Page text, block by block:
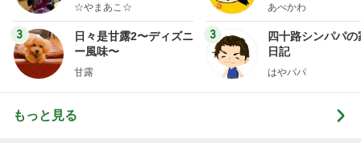
☆やまあこ☆
3
日々是甘露2〜ディズニ
ー風味〜
甘露
あべかわ
3
四十路シンパパの
日記
はやパパ
もっと見る